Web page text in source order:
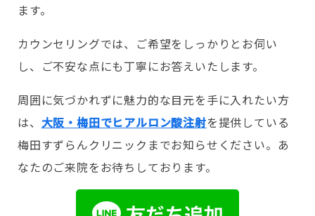
ます。
カウンセリングでは、ご希望をしっかりとお伺い
し、ご不安な点にも丁寧にお答えいたします。
周囲に気づかれずに魅力的な目元を手に入れたい方
は、 大阪・梅田でヒアルロン酸注射を提供している
梅田すずらんクリニックまでお知らせください。あ
なたのご来院をお待ちしております。